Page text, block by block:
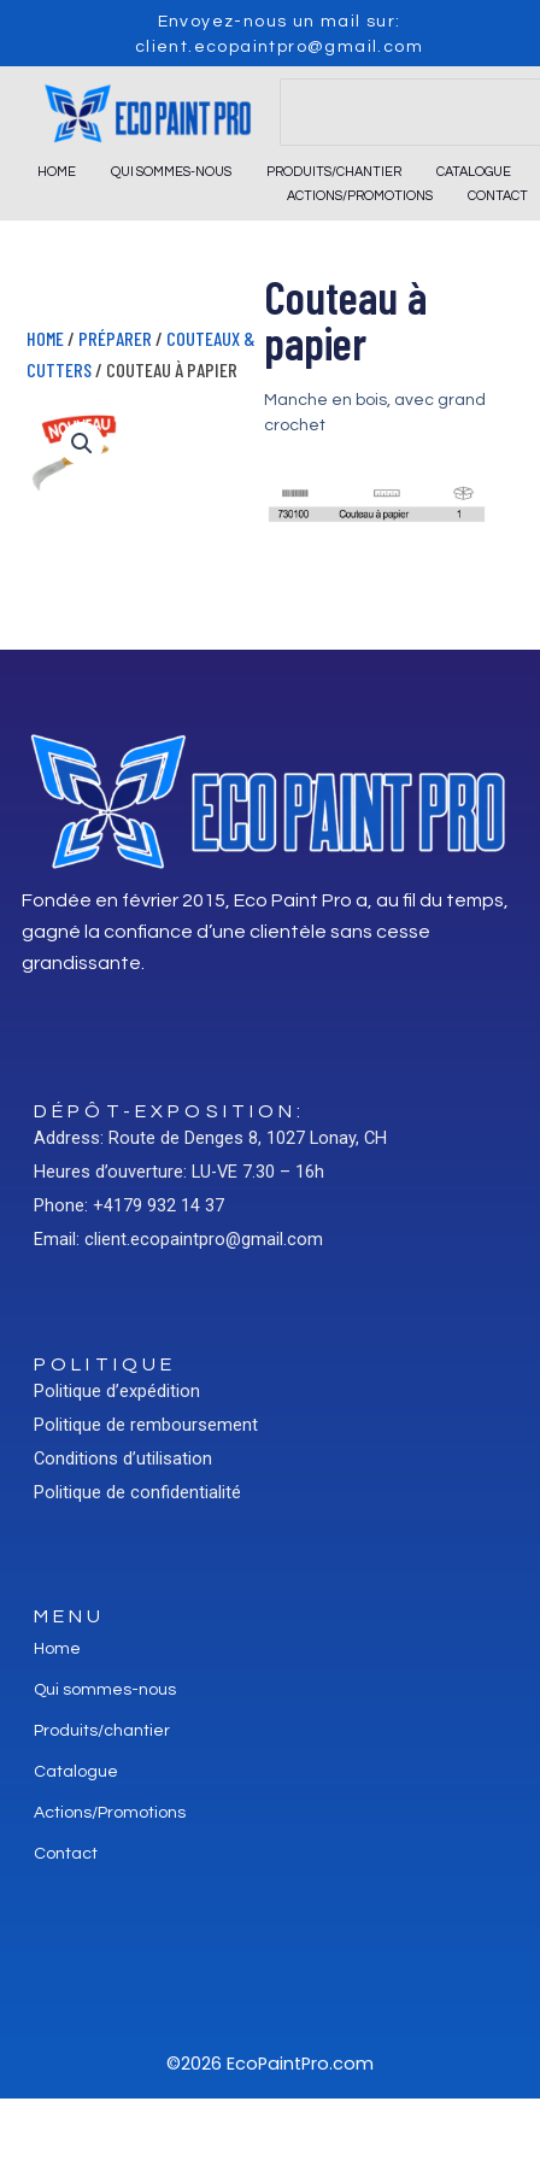
content
Envoyez-nous un mail sur:
client.ecopaintpro@gmail.com
HOME QUI SOMMES-NOUS PRODUITS/CHANTIER
CATALOGUE
ACTIONS/PROMOTIONS
CONTACT
Couteau à
papier
Manche en bois, avec grand
crochet
HOME / PRÉPARER / COUTEAUX &
CUTTERS / COUTEAU À PAPIER
Fondée en février 2015, Eco Paint Pro a, au fil du temps,
gagné la confiance d’une clientèle sans cesse
grandissante.
DÉPÔT-EXPOSITION:
Address: Route de Denges 8, 1027 Lonay, CH
Heures d’ouverture: LU-VE 7.30 – 16h
Phone: +4179 932 14 37
Email: client.ecopaintpro@gmail.com
POLITIQUE
Politique d’expédition
Politique de remboursement
Conditions d’utilisation
Politique de confidentialité
MENU
Home
Qui sommes-nous
Produits/chantier
Catalogue
Actions/Promotions
Contact
©2026 EcoPaintPro.com